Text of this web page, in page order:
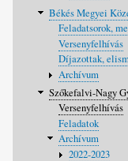
Békés Megyei
Feladatsorok,
Versenyfelhívás
Díjazottak,
Archívum
Szőkefalvi-Nagy
Versenyfelhívás
Feladatok
Archívum
2022-2023